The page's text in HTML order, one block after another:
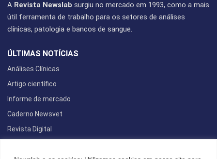
A Revista Newslab surgiu no mercado em 1993, como a mais
útil ferramenta de trabalho para os setores de análises
clínicas, patologia e bancos de sangue.
ÚLTIMAS NOTÍCIAS
Análises Clínicas
Artigo científico
Informe de mercado
Caderno Newsvet
Revista Digital